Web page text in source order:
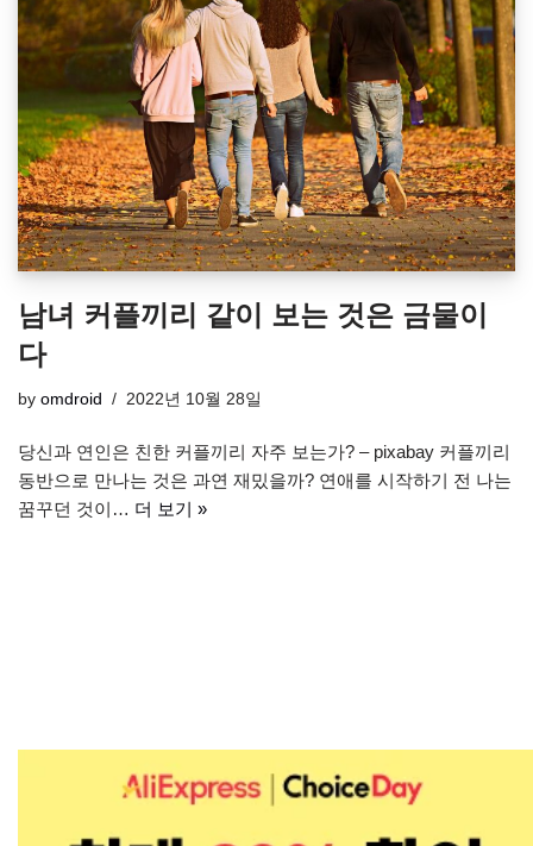
남녀 커플끼리 같이 보는 것은 금물이
다
by omdroid 2022년 10월 28일
당신과 연인은 친한 커플끼리 자주 보는가? – pixabay 커플끼리
동반으로 만나는 것은 과연 재밌을까? 연애를 시작하기 전 나는
꿈꾸던 것이… 더 보기 »